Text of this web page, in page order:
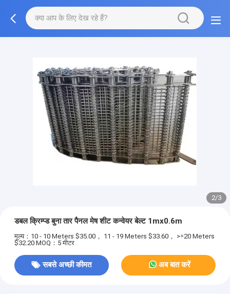
2/3
डबल क्रिम्प्ड बुना तार पैनल मेष शीट कन्वेयर बेल्ट 1mx0.6m
मूल्य：10 - 10 Meters $35.00， 11 - 19 Meters $33.60， >=20 Meters
$32.20 MOQ：5 मीटर
सबसे अच्छी कीमत अब बात करें